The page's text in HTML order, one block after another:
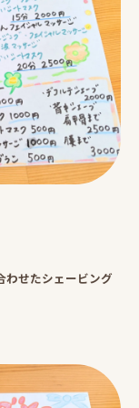
わせたシェービング